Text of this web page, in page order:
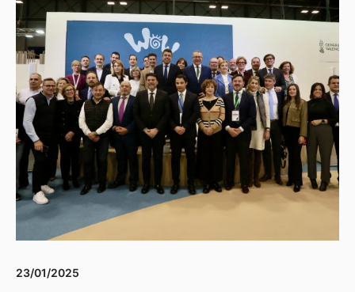
23/01/2025